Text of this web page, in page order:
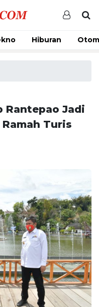
Hiburan
Rantepao Jadi
Turis